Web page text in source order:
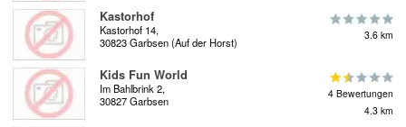
Kastorhof
Kastorhof 14,
30823 Garbsen (Auf der Horst)
3.6 km
Kids Fun World
Im Bahlbrink 2,
30827 Garbsen
4 Bewertungen
4.3 km